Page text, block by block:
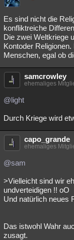
Es sind nicht die
konfliktreiche
Die zwei Weltkriege
Kontoder
Menschen, egal ob
samcrowley
ehemaliges
@light
Durch Kriege wird
capo_grande
ehemaliges
@sam
>Vielleicht sind wir
undverteidigen !! oO
Und natürlich neues
Das istwohl Wahr
zusagt.